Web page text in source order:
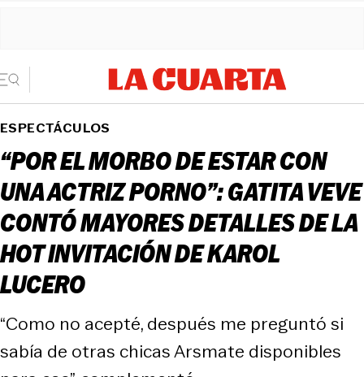
ESPECTÁCULOS
“POR EL MORBO DE ESTAR CON
UNA ACTRIZ PORNO”: GATITA VEVE
CONTÓ MAYORES DETALLES DE LA
HOT INVITACIÓN DE KAROL
LUCERO
“Como no acepté, después me preguntó si
sabía de otras chicas Arsmate disponibles